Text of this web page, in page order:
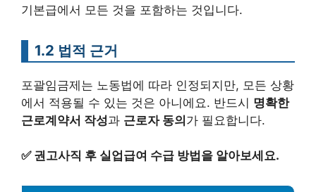
기본급에서 모든 것을 포함하는 것입니다.
1.2 법적 근거
포괄임금제는 노동법에 따라 인정되지만, 모든 상황
에서 적용될 수 있는 것은 아니에요. 반드시 명확한
근로계약서 작성과 근로자 동의가 필요합니다.
✅ 권고사직 후 실업급여 수급 방법을 알아보세요.